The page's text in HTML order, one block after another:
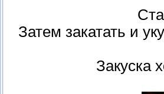
Затем закатать и
Закуска